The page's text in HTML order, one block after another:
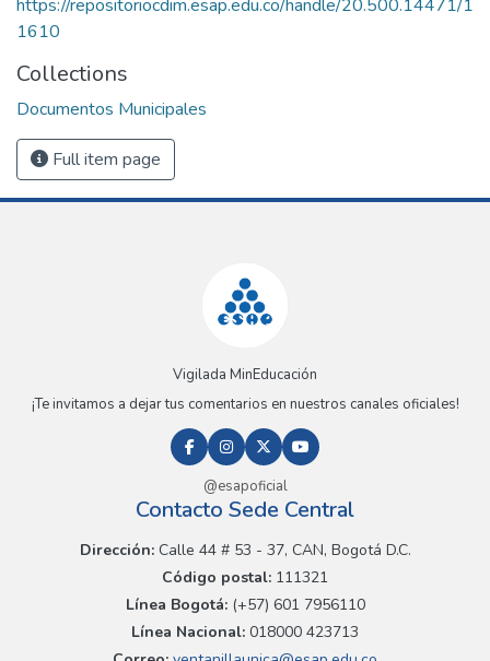
https://repositoriocdim.esap.edu.co/handle/20.500.14471/1
1610
Collections
Documentos Municipales
Full item page
Vigilada MinEducación
¡Te invitamos a dejar tus comentarios en nuestros canales oficiales!
@esapoficial
Contacto Sede Central
Dirección:Calle 44 # 53 - 37, CAN, Bogotá D.C.
Código postal: 111321
Línea Bogotá:(+57) 601 7956110
Línea Nacional: 018000 423713